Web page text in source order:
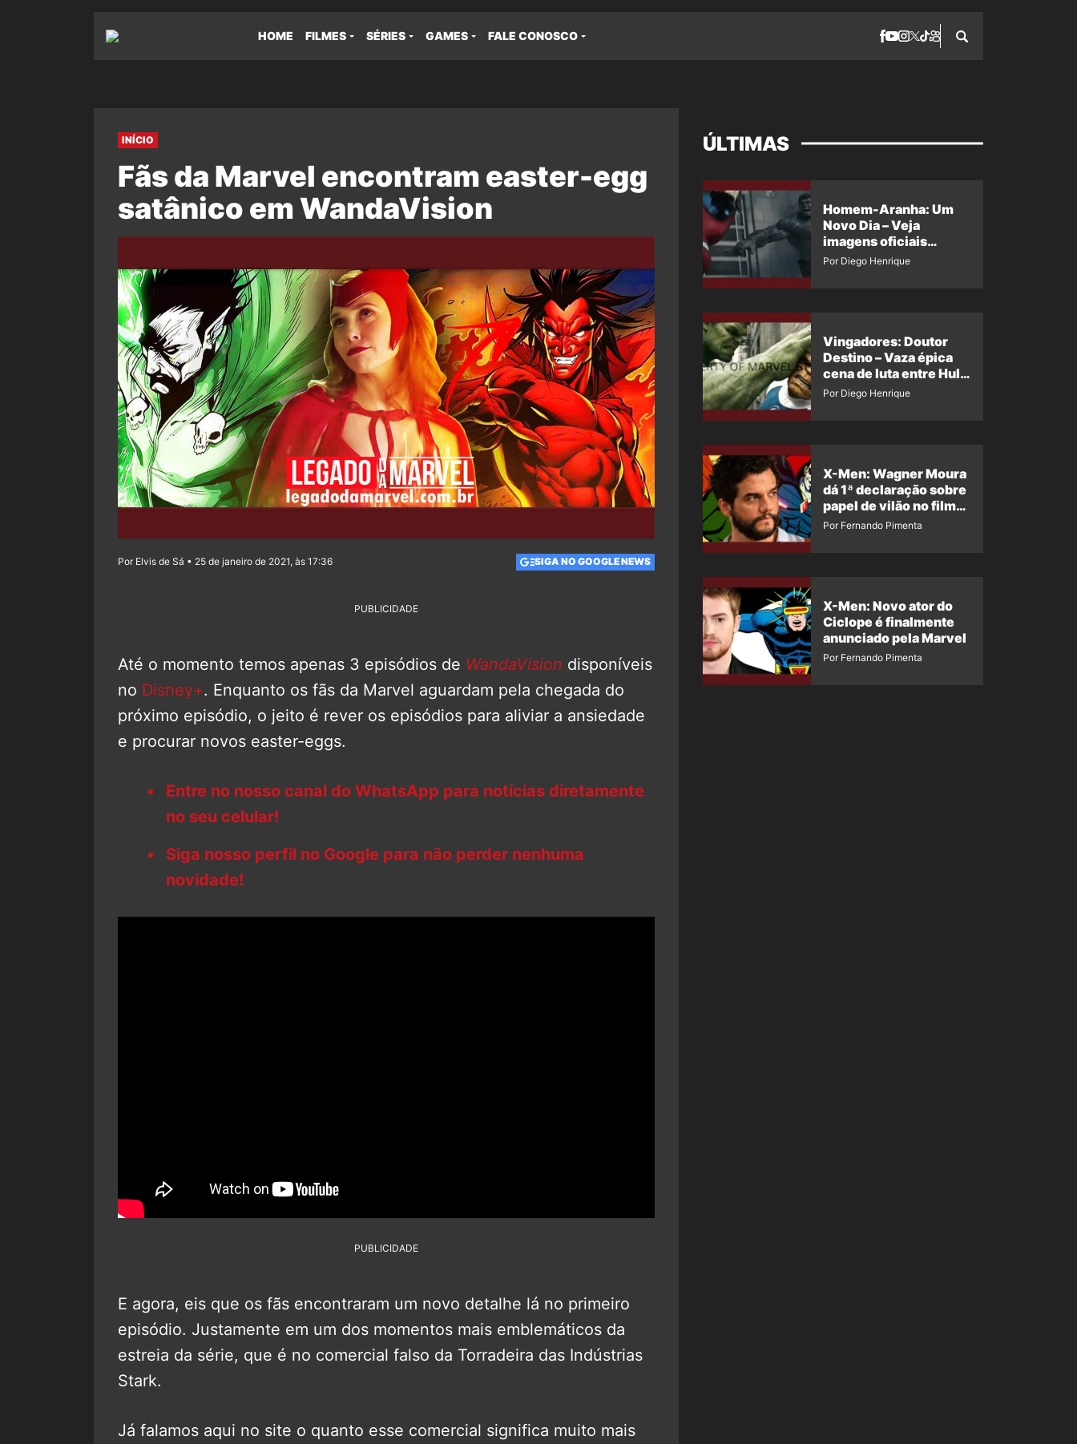
HOME FILMES SÉRIES GAMES FALE CONOSCO
INÍCIO
Fãs da Marvel encontram easter-egg
satânico em WandaVision
Por Elvis de Sá • 25 de janeiro de 2021, às 17:36 SIGA NO GOOGLE NEWS
PUBLICIDADE
Até o momento temos apenas 3 episódios de WandaVision disponíveis
no Disney+. Enquanto os fãs da Marvel aguardam pela chegada do
próximo episódio, o jeito é rever os episódios para aliviar a ansiedade
e procurar novos easter-eggs.
Entre no nosso canal do WhatsApp para notícias diretamente
no seu celular!
Siga nosso perfil no Google para não perder nenhuma
novidade!
PUBLICIDADE
E agora, eis que os fãs encontraram um novo detalhe lá no primeiro
episódio. Justamente em um dos momentos mais emblemáticos da
estreia da série, que é no comercial falso da Torradeira das Indústrias
Stark.
Já falamos aqui no site o quanto esse comercial significa muito mais
ÚLTIMAS
Homem-Aranha: Um
Novo Dia – Veja
imagens oficiais
descartadas do Hulk
Por Diego Henrique
Vingadores: Doutor
Destino – Vaza épica
cena de luta entre Hulk
e o Coisa
Por Diego Henrique
X-Men: Wagner Moura
dá 1ª declaração sobre
papel de vilão no filme
da Marvel
Por Fernando Pimenta
X-Men: Novo ator do
Ciclope é finalmente
anunciado pela Marvel
Por Fernando Pimenta